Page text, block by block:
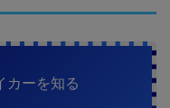
カーを知る